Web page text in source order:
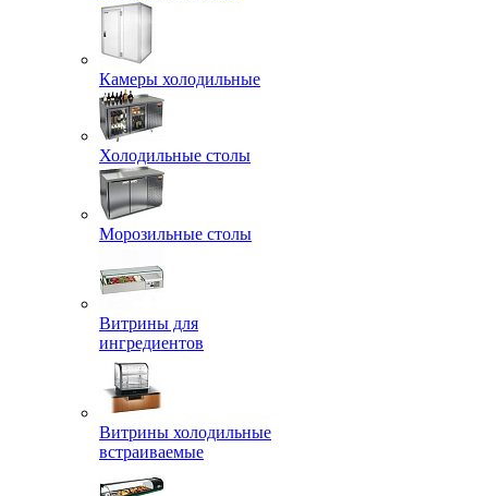
Камеры холодильные
Холодильные столы
Морозильные столы
Витрины для
ингредиентов
Витрины холодильные
встраиваемые